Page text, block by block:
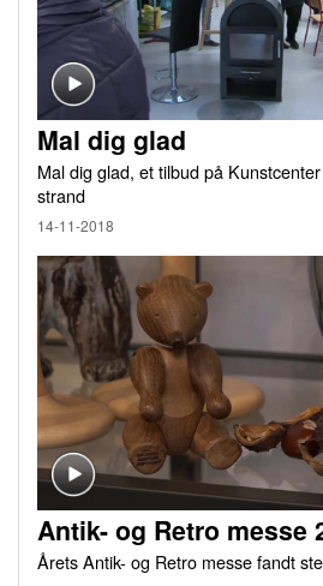
Mal dig glad
Mal dig glad, et tilbud på
strand
14-11-2018
Antik- og Retro messe
Årets Antik- og Retro messe fandt